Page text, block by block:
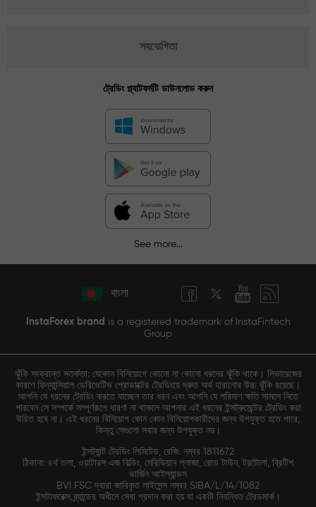
সহযোগিতা
ট্রেডিং প্ল্যাটফর্মটি ডাউনলোড করুন
See more...
বাংলা
InstaForex brand is a registered trademark of InstaFintech
Group
ঝুঁকি সংক্রান্ত সতর্কতা: যেকোন বিনিয়োগে কোনো না কোনো ধরনের ঝুঁকি থাকে। লিভারেজের
কারণে ফিন্যান্সিয়াল ডেরিভেটিভ প্রোডাক্টের ট্রেডিংয়ে দ্রুত অর্থ হারানোর উচ্চ ঝুঁকি রয়েছে।
আপনি যে ধরনের ট্রেডিং করতে যাচ্ছেন তার ধরন এবং আপনি যে পরিমাণ ক্ষতি সামলে নিতে
পারবেন সে সম্পর্কে সম্পূর্ণরূপে ধারণা না থাকলে আপনার এই ধরনের ইন্সট্রুমেন্টের ট্রেডিং করা
উচিত হবে না। এই ধরনের বিনিয়োগ কোন কোন বিনিয়োগকারীদের জন্য উপযুক্ত হতে পারে,
কিন্তু সেগুলো সবার জন্য উপযুক্ত নয়।
ইন্সট্যান্ট ট্রেডিং লিমিটেড, রেজি. নম্বর 1811672
ঠিকানা: ৪র্থ তলা, ওয়াটারস এজ বিল্ডিং, মেরিডিয়ান প্লাজা, রোড টাউন, টরটোলা, ব্রিটিশ
ভার্জিন আইল্যান্ডস
BVI FSC দ্বারা জারিকৃত লাইসেন্স নম্বর SIBA/L/14/1082
ইন্সটাফরেক্স ব্র্যান্ডের অধীনে সেবা প্রদান করা হয় যা একটি নিবন্ধিত ট্রেডমার্ক।